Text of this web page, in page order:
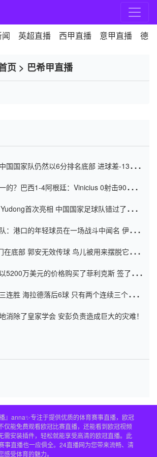
英超直播 西甲直播 意甲直播 德
页 > 巴希甲直播
国国家队仍然以6分排名底部 进球差-13令人
的？巴西1-4阿根廷：Vinicius 0射击90分钟
首次亮相 中国国家足球队错过了世界
：港口的年轻球员在一场战斗中闻名 伊万放
在底部 郭安无效传球 鸟儿被用来摆脱它
5200万美元的价格购买了菲利克斯 签了7年
连胜 海拉德落后6球 只有两个连续三个连续
消除了皇家学会 安彭负责造成巨大的灾难！
』anna✨专注于提供优质的体育赛事直播，欧冠
仅能免费观看欧冠比赛直播，还能看到欧冠视频
需安装插件，轻松就能享受高清的欧冠直播。此
事直播也一应俱全。24直播网为您带来流畅、清
受体育的魅力。